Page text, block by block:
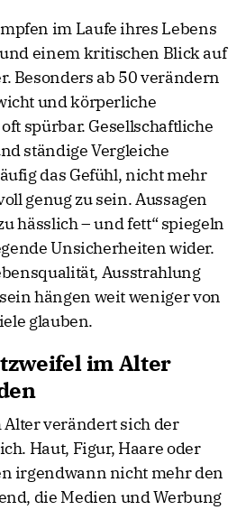
im Laufe ihres Lebens
einem kritischen Blick auf
Besonders ab 50 verändern
und körperliche
spürbar. Gesellschaftliche
ständige Vergleiche
das Gefühl, nicht mehr
genug zu sein. Aussagen
hässlich – und fett“ spiegeln
Unsicherheiten wider.
Ausstrahlung
hängen weit weniger von
glauben.
im Alter
verändert sich der
Haut, Figur, Haare oder
irgendwann nicht mehr den
die Medien und Werbung